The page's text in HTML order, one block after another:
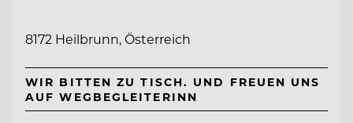
8172 Heilbrunn, Österreich
WIR BITTEN ZU TISCH. UND FREUEN UNS
AUF WEGBEGLEITERINN